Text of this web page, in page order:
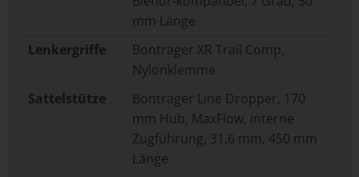
mm Länge
Lenkergriffe
Bontrager XR Trail Comp,
Nylonklemme
Sattelstütze
Bontrager Line Dropper, 170
mm Hub, MaxFlow, interne
Zugführung, 31,6 mm, 450 mm
Länge